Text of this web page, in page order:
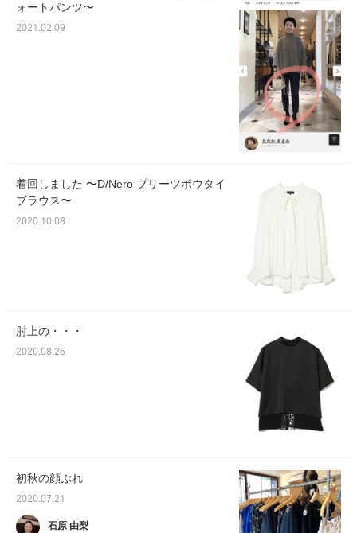
ォートパンツ〜
2021.02.09
着回しました 〜D/Nero プリーツボウタイ
ブラウス〜
2020.10.08
肘上の・・・
2020.08.25
初秋の顔ぶれ
2020.07.21
石原 由梨